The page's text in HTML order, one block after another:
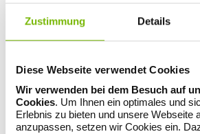
Zustimmung Details
Diese Webseite verwendet Cookies
Wir verwenden bei dem Besuch auf
Cookies. Um Ihnen ein optimales und
Erlebnis zu bieten und unsere Webseite
anzupassen, setzen wir Cookies ein.
In 4 Schritten zur
Zweitmeinung
Sie lassen sich alle vorhandenen
behandelnden Arzt aushändigen. Als
ein Recht auf Ihre Unterlagen.
Sie nehmen telefonisch Kontakt mit